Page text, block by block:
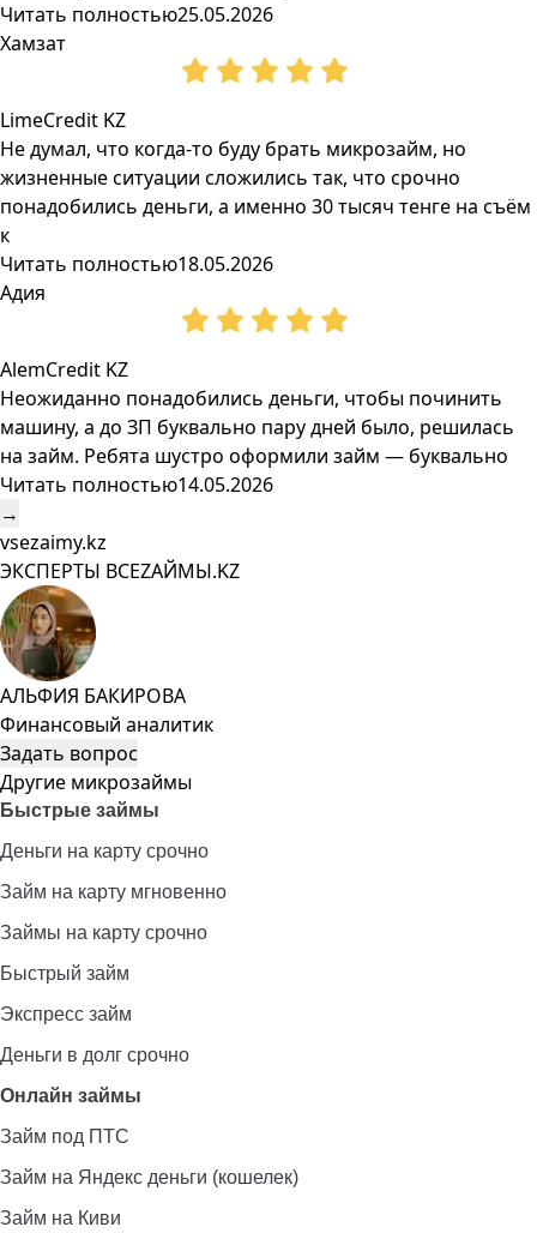
Читать полностью25.05.2026
Хамзат
LimeCredit KZ
Не думал, что когда-то буду брать микрозайм, но
жизненные ситуации сложились так, что срочно
понадобились деньги, а именно 30 тысяч тенге на съём
к
Читать полностью18.05.2026
Адия
AlemCredit KZ
Неожиданно понадобились деньги, чтобы починить
машину, а до ЗП буквально пару дней было, решилась
на займ. Ребята шустро оформили займ — буквально
Читать полностью14.05.2026
→
vsezaimy.kz
ЭКСПЕРТЫ ВСЕZAЙМЫ.KZ
АЛЬФИЯ БАКИРОВА
Финансовый аналитик
Задать вопрос
Другие микрозаймы
Быстрые займы
Деньги на карту срочно
Займ на карту мгновенно
Займы на карту срочно
Быстрый займ
Экспресс займ
Деньги в долг срочно
Онлайн займы
Займ под ПТС
Займ на Яндекс деньги (кошелек)
Займ на Киви